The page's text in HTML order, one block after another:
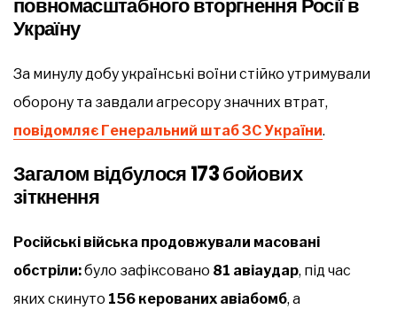
повномасштабного вторгнення Росії в
Україну
За минулу добу українські воїни стійко утримували
оборону та завдали агресору значних втрат,
повідомляє Генеральний штаб ЗС України.
Загалом відбулося 173 бойових
зіткнення
Російські війська продовжували масовані
обстріли:було зафіксовано 81 авіаудар, під час
яких скинуто 156 керованих авіабомб, а